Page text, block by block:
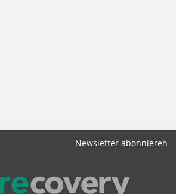
Newsletter abonnieren